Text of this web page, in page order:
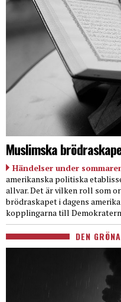
Muslimska
Händelser under
amerikanska politiska
allvar. Det är vilken roll som
brödraskapet i dagens
kopplingarna till
DEN